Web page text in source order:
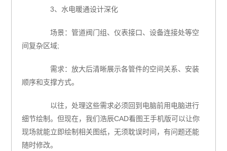
3、水电暖通设计深化
场景：管道阀门组、仪表接口、设备连接处等空
间复杂区域;
需求：放大后清晰展示各管件的空间关系、安装
顺序和支撑方式。
以往，处理这些需求必须回到电脑前用电脑进行
细节绘制。但现在，我们浩辰CAD看图王手机版可以让你
现场就能立即绘制相关图纸，无须耽误时间，有问题还能
随时修改。